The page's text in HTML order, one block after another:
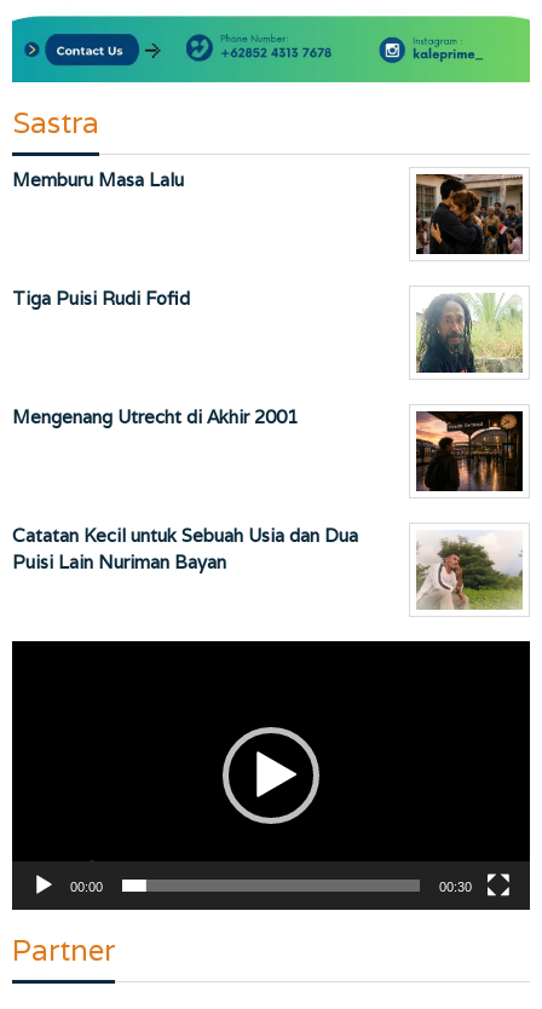
Sastra
Memburu Masa Lalu
Tiga Puisi Rudi Fofid
Mengenang Utrecht di Akhir 2001
Catatan Kecil untuk Sebuah Usia dan Dua
Puisi Lain Nuriman Bayan
00:00 00:30
Partner